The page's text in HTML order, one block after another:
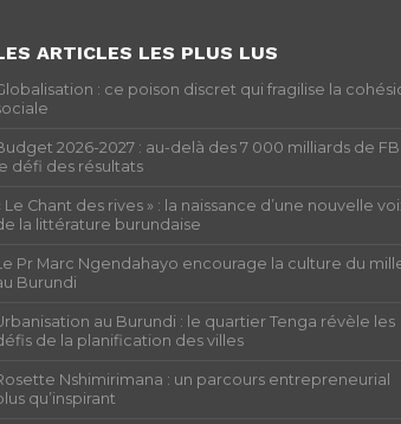
ARTICLES LES PLUS LUS
: ce poison discret qui fragilise la
2026-2027 : au-delà des 7 000 milliards de
défi des résultats
Le Chant des rives » : la naissance d’une nouvelle
la littérature burundaise
Pr Marc Ngendahayo encourage la culture du
Burundi
au Burundi : le quartier Tenga révèle les
de la planification des villes
Nshimirimana : un parcours entrepreneurial
qu’inspirant